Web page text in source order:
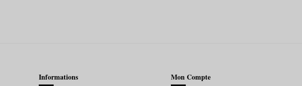
Informations Mon Compte